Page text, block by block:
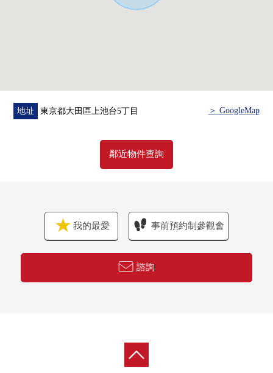
■ 在找想要的家方面給予幫助的━━━━━・・・
地址 東京都大田區上池台5丁目 ＞ GoogleMap
鄰近物件查詢
我的最愛 事前預約制參觀會
諮詢